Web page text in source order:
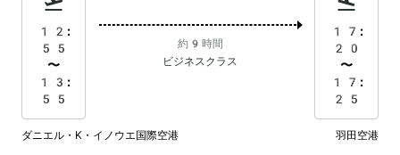
12:
55
〜
13:
55
約9時間
ビジネスクラス
17:
20
〜
17:
25
ダニエル・K・イノウエ国際空港 羽田空港